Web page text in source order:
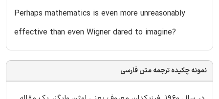
Perhaps mathematics is even more unreasonably
effective than even Wigner dared to imagine?
نمونه چکیده ترجمه متن فارسی